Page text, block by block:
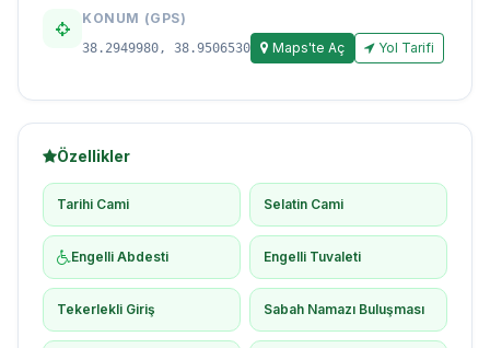
KONUM (GPS)
38.2949980, 38.9506530 Maps'te Aç Yol Tarifi
Özellikler
Tarihi Cami Selatin Cami
Engelli Abdesti Engelli Tuvaleti
Tekerlekli Giriş Sabah Namazı Buluşması